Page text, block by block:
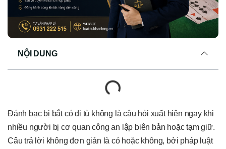
NỘI DUNG
Đánh bạc bị bắt có đi tù không là câu hỏi xuất hiện ngay khi
nhiều người bị cơ quan công an lập biên bản hoặc tạm giữ.
Câu trả lời không đơn giản là có hoặc không, bởi pháp luật